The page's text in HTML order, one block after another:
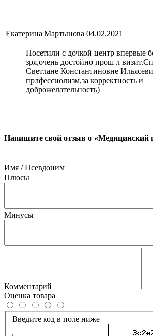
Екатерина Мартынова 04.02.2021
Посетили с дочкой центр впервые
зря,очень достойно прош л
Светлане Константиновне
прлфессиолизм,за корректность и
доброжелательность)
Напишите свой отзыв о «Медицинский
Имя / Псевдоним
Плюсы
Минусы
Комментарий
Оценка товара
Введите код в поле ниже